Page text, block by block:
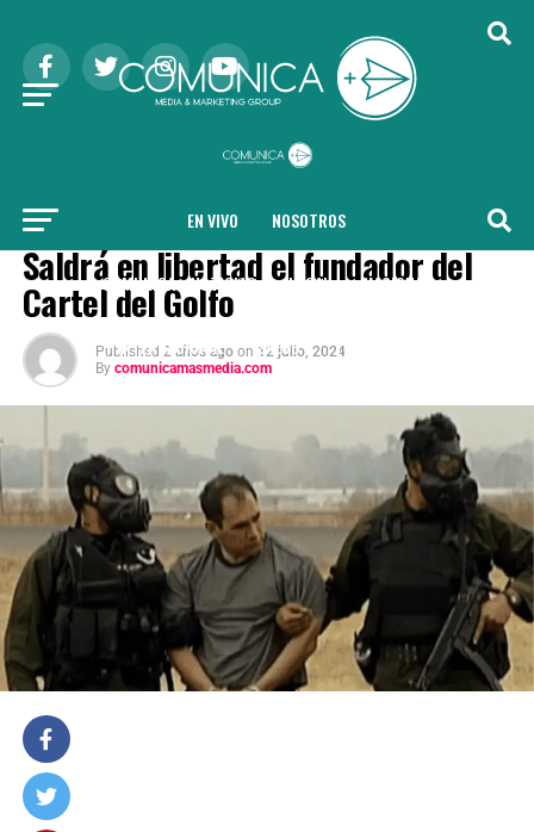
EN VIVO NOSOTROS
COMUNICA + NOTICIAS LOCAL NACIONAL
INTERNACIONAL SALUD TENDENCIAS
INTERNACIONAL
Saldrá en libertad el fundador del
Cartel del Golfo
Published 2 años ago on 12 julio, 2024
By comunicamasmedia.com